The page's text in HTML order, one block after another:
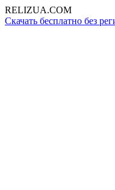
RELIZUA.COM
Скачать бесплатно без